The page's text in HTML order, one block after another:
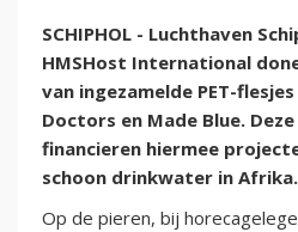
SCHIPHOL - Luchthaven
HMSHost International
van ingezamelde PET-
Doctors en Made Blue.
financieren hiermee
schoon drinkwater in Afrika.
Op de pieren, bij